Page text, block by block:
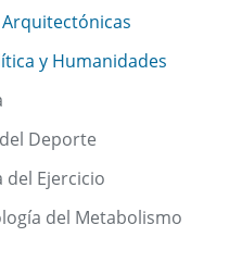
y Humanidades
Deporte
del Ejercicio
del Metabolismo